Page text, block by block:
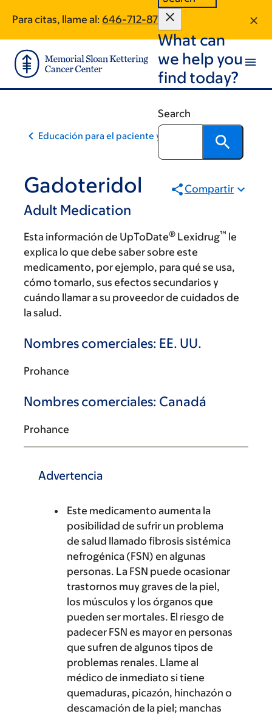
main
content
footer
Para citas, llame al: 646-712-8717
What can
we help you
find today?
Search
Educación para el paciente y la comunidad
Gadoteridol
Adult Medication
Compartir
Esta información de UpToDate® Lexidrug™ le
explica lo que debe saber sobre este
medicamento, por ejemplo, para qué se usa,
cómo tomarlo, sus efectos secundarios y
cuándo llamar a su proveedor de cuidados de
la salud.
Nombres comerciales: EE. UU.
Prohance
Nombres comerciales: Canadá
Prohance
Advertencia
Este medicamento aumenta la
posibilidad de sufrir un problema
de salud llamado fibrosis sistémica
nefrogénica (FSN) en algunas
personas. La FSN puede ocasionar
trastornos muy graves de la piel,
los músculos y los órganos que
pueden ser mortales. El riesgo de
padecer FSN es mayor en personas
que sufren de algunos tipos de
problemas renales. Llame al
médico de inmediato si tiene
quemaduras, picazón, hinchazón o
descamación de la piel; manchas